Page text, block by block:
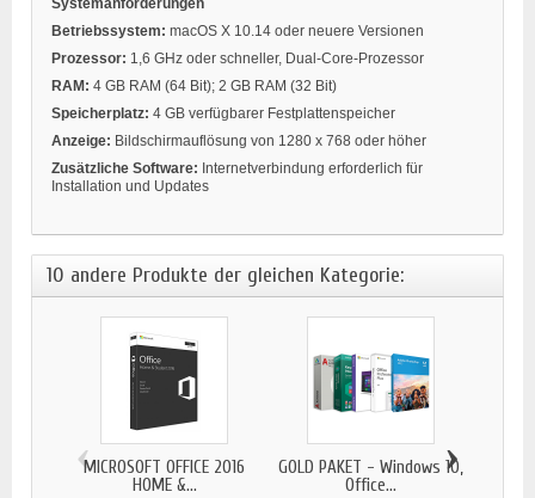
Systemanforderungen
Betriebssystem: macOS X 10.14 oder neuere Versionen
Prozessor: 1,6 GHz oder schneller, Dual-Core-Prozessor
RAM: 4 GB RAM (64 Bit); 2 GB RAM (32 Bit)
Speicherplatz: 4 GB verfügbarer Festplattenspeicher
Anzeige: Bildschirmauflösung von 1280 x 768 oder höher
Zusätzliche Software: Internetverbindung erforderlich für
Installation und Updates
10 andere Produkte der gleichen Kategorie:
MICROSOFT OFFICE 2016
HOME &...
GOLD PAKET - Windows 10,
Office...
‹ ›